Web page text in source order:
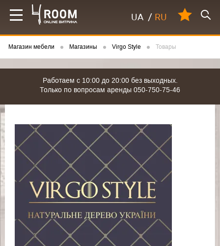
UA / RU
Магазин мебели Магазины Virgo Style Товары
Работаем с 10:00 до 20:00 без выходных.
Только по вопросам аренды 050-750-75-46